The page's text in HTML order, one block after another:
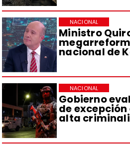
Ministro
nacional de
NACIONAL
Gobierno
de
alta
NACIONAL